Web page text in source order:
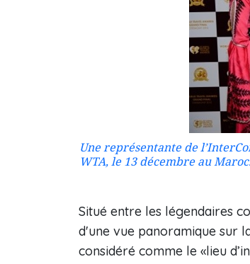
Une représentante de
WTA, le 13 décembre au
Situé entre les légendaires
d'une vue panoramique sur
considéré comme le «lieu